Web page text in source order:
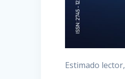
Estimado lector,